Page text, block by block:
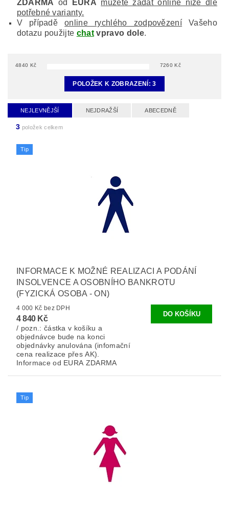
ZDARMA od EURA můžete zadat online níže dle
potřebné varianty.
V případěonline rychlého zodpovězení Vašeho
dotazu použijte chatvpravo dole.
4840 Kč 7260 Kč
POLOŽEK K ZOBRAZENÍ:3
NEJLEVNĚJŠÍ NEJDRAŽŠÍ ABECEDNĚ
3 položek celkem
Tip
INFORMACE K MOŽNÉ REALIZACI A PODÁNÍ
INSOLVENCE A OSOBNÍHO BANKROTU
(FYZICKÁ OSOBA - ON)
4 000 Kč bez DPH
4 840 Kč
/ pozn.: částka v košíku a
objednávce bude na konci
objednávky anulována (infomační
cena realizace přes AK).
Informace od EURA ZDARMA
Tip